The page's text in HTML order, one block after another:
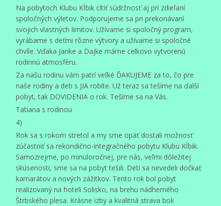
Na pobytoch Klubu Kĺbik cítiť súdržnosť aj pri zdieľaní
spoločných výletov. Podporujeme sa pri prekonávaní
svojich vlastných limitov. Užívame si spoločný program,
vyrábame s deťmi rôzne výtvory a užívame si spoločné
chvíle. Vďaka Janke a Dajke máme celkovo vytvorenú
rodinnú atmosféru.
Za našu rodinu vám patrí veľké ĎAKUJEME za to, čo pre
naše rodiny a deti s JIA robíte. Už teraz sa tešíme na ďalší
pobyt, tak DOVIDENIA o rok. Tešíme sa na Vás.
Tatiana s rodinou
4)
Rok sa s rokom stretol a my sme opäť dostali možnosť
zúčastniť sa rekondično-integračného pobytu Klubu Kĺbik.
Samozrejme, po minuloročnej, pre nás, veľmi dôležitej
skúsenosti, sme sa na pobyt tešili. Deti sa nevedeli dočkať
kamarátov a nových zážitkov. Tento rok bol pobyt
realizovaný na hoteli Solisko, na brehu nádherného
Štrbského plesa. Krásne izby a kvalitná strava boli